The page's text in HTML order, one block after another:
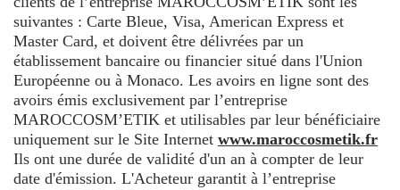
suivantes : Carte Bleue, Visa, American Express et
Master Card, et doivent être délivrées par un
établissement bancaire ou financier situé dans l'Union
Européenne ou à Monaco. Les avoirs en ligne sont des
avoirs émis exclusivement par l’entreprise
MAROCCOSM’ETIK et utilisables par leur bénéficiaire
uniquement sur le Site Internet www.maroccosmetik.fr
Ils ont une durée de validité d'un an à compter de leur
date d'émission. L'Acheteur garantit à l’entreprise